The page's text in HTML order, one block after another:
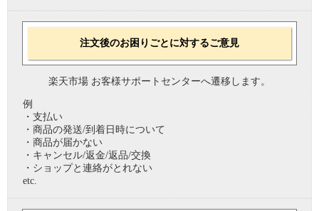
注文後のお困りごとに対するご意見
楽天市場 お客様サポートセンターへ遷移します。
例
・支払い
・商品の発送/到着日時について
・商品が届かない
・キャンセル/返金/返品/交換
・ショップと連絡がとれない
etc.